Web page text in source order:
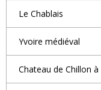
Le Chablais
Yvoire médiéval
Chateau de Chillon à